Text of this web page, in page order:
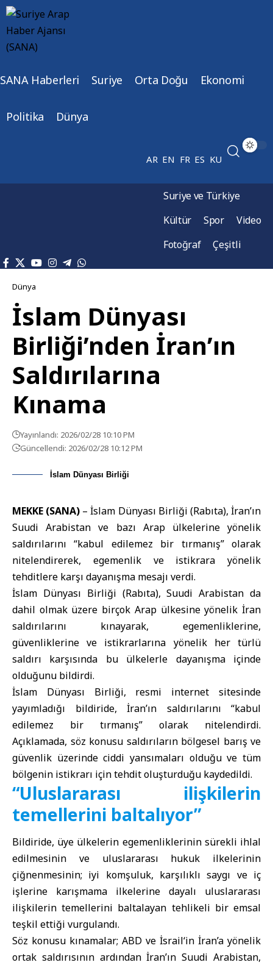
SANA Haberleri Suriye Orta Doğu Ekonomi
Politika Dünya
AR EN FR ES KU
Suriye ve Türkiye
Kültür
Spor
Video
Fotoğraf
Çeşitli
Dünya
İslam Dünyası
Birliği’nden İran’ın
Saldırılarına
Kınama
Yayınlandı: 2026/02/28 10:10 PM
Güncellendi: 2026/02/28 10:12 PM
İslam Dünyası Birliği
MEKKE (SANA) –İslam Dünyası Birliği (Rabıta), İran’ın
Suudi Arabistan ve bazı Arap ülkelerine yönelik
saldırılarını “kabul edilemez bir tırmanış” olarak
nitelendirerek, egemenlik ve istikrara yönelik
tehditlere karşı dayanışma mesajı verdi.
İslam Dünyası Birliği (Rabıta), Suudi Arabistan da
dahil olmak üzere birçok Arap ülkesine yönelik İran
saldırılarını kınayarak, egemenliklerine,
güvenliklerine ve istikrarlarına yönelik her türlü
saldırı karşısında bu ülkelerle dayanışma içinde
olduğunu bildirdi.
İslam Dünyası Birliği, resmi internet sitesinde
yayımladığı bildiride, İran’ın saldırılarını “kabul
edilemez bir tırmanış” olarak nitelendirdi.
Açıklamada, söz konusu saldırıların bölgesel barış ve
güvenlik üzerinde ciddi yansımaları olduğu ve tüm
bölgenin istikrarı için tehdit oluşturduğu kaydedildi.
“Uluslararası ilişkilerin
temellerini baltalıyor”
Bildiride, üye ülkelerin egemenliklerinin sürekli ihlal
edilmesinin ve uluslararası hukuk ilkelerinin
çiğnenmesinin; iyi komşuluk, karşılıklı saygı ve iç
işlerine karışmama ilkelerine dayalı uluslararası
ilişkilerin temellerini baltalayan tehlikeli bir emsal
teşkil ettiği vurgulandı.
Söz konusu kınamalar; ABD ve İsrail‘in İran’a yönelik
ortak saldırısının ardından İran’ın Suudi Arabistan,